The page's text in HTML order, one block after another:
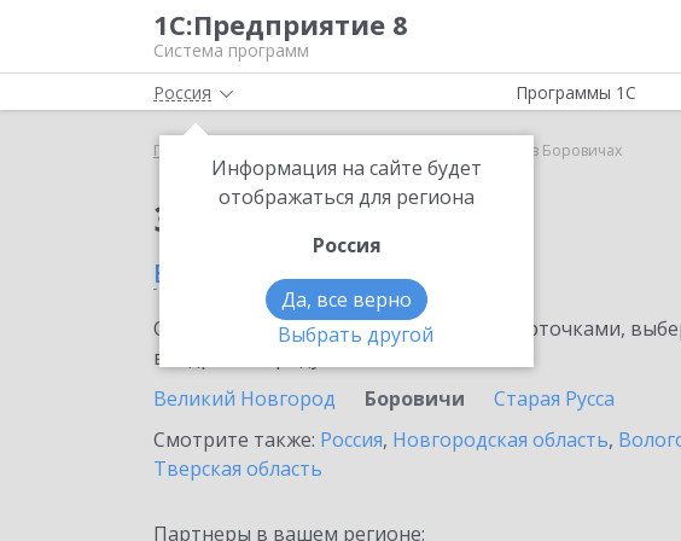
1С:Предприятие 8
Система программ
Россия
Информация на сайте будет
отображаться для региона
Россия
Да, все верно
Выбрать другой
Программы 1С
Главная 1С:Кредит в Боровичах
Заказать 1С:Кредит
в Боровичах
Ознакомьтесь с информационными карточками,
внедрение продукта.
Великий Новгород
Боровичи
Старая Русса
Смотрите также: Россия, Новгородская область,
Тверская область
Партнеры в вашем регионе: